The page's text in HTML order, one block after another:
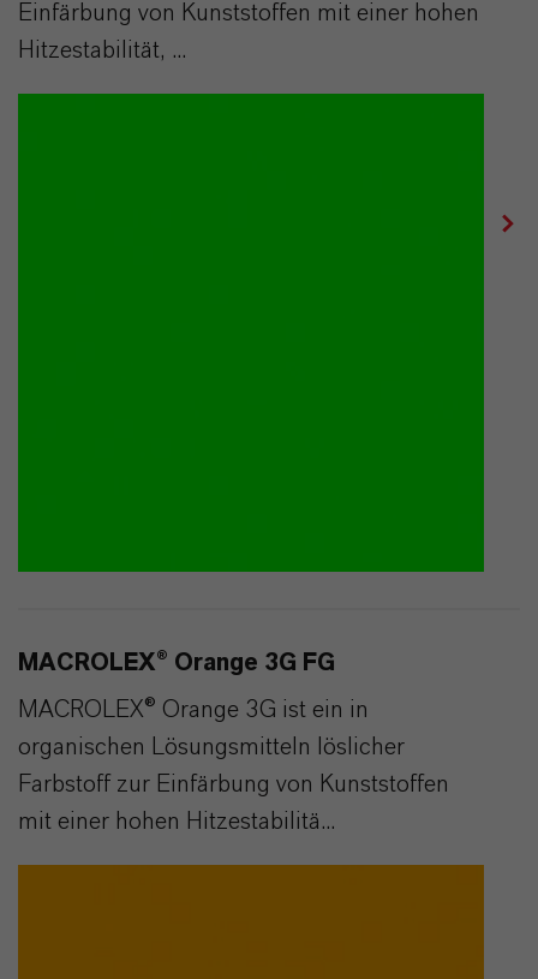
Einfärbung von Kunststoffen mit einer hohen
Hitzestabilität, ...
MACROLEX® Orange 3G FG
MACROLEX® Orange 3G ist ein in
organischen Lösungsmitteln löslicher
Farbstoff zur Einfärbung von Kunststoffen
mit einer hohen Hitzestabilitä...